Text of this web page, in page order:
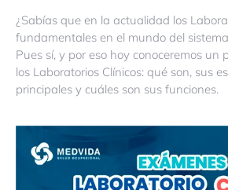
¿Sabías que en la actualidad los
fundamentales en el mundo del
Pues sí, y por eso hoy conoceremos un
los Laboratorios Clínicos: qué son, sus
principales y cuáles son sus funciones.